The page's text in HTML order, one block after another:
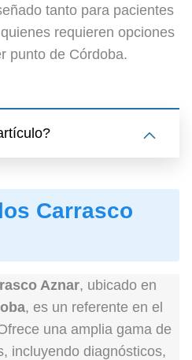
tanto para pacientes
requieren opciones
punto de Córdoba.
Carrasco
Aznar, ubicado en
, es un referente en el
una amplia gama de
incluyendo diagnósticos,